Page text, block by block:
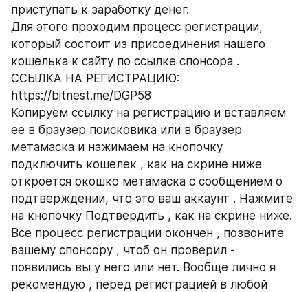
приступать к заработку денег.
Для этого проходим процесс регистрации,
который состоит из присоединения нашего
кошелька к сайту по ссылке спонсора .
ССЫЛКА НА РЕГИСТРАЦИЮ:
https://bitnest.me/DGP58
Копируем ссылку на регистрацию и вставляем
ее в браузер поисковика или в браузер
метамаска и нажимаем на кнопочку
подключить кошелек , как на скрине ниже
откроется окошко метамаска с сообщением о
подтверждении, что это ваш аккаунт . Нажмите
на кнопочку Подтвердить , как на скрине ниже.
Все процесс регистрации окончен , позвоните
вашему спонсору , чтоб он проверил -
появились вы у него или нет. Вообще лично я
рекомендую , перед регистрацией в любой